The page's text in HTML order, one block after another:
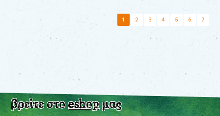
1 2 3 4 5 6 7
βρείτε στοeshopμας